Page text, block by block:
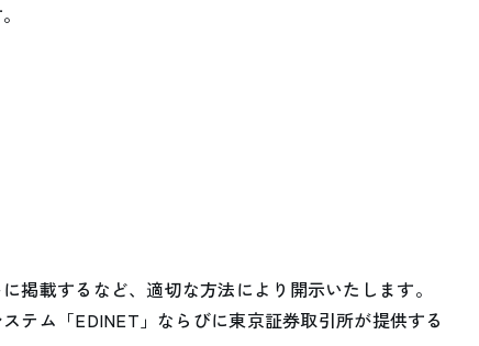
載するなど、適切な方法により開示いたします。
テム「EDINET」ならびに東京証券取引所が提供する